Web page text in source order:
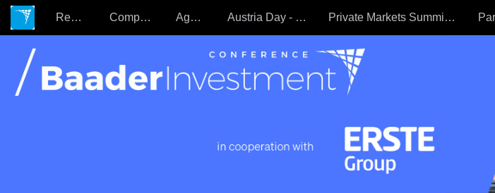
Register Companies Agenda Austria Day - 22.09. Private Markets Summit - 23.09